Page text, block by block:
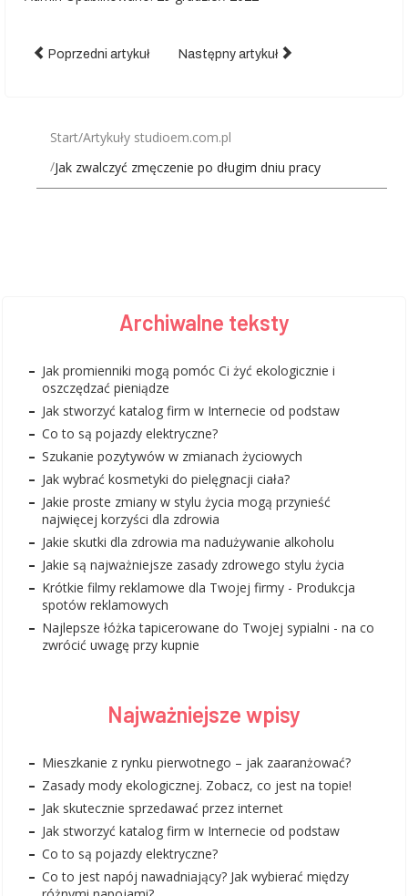
Poprzedni artykuł Następny artykuł
Start Artykuły studioem.com.pl
Jak zwalczyć zmęczenie po długim dniu pracy
Archiwalne teksty
Jak promienniki mogą pomóc Ci żyć ekologicznie i
oszczędzać pieniądze
Jak stworzyć katalog firm w Internecie od podstaw
Co to są pojazdy elektryczne?
Szukanie pozytywów w zmianach życiowych
Jak wybrać kosmetyki do pielęgnacji ciała?
Jakie proste zmiany w stylu życia mogą przynieść
najwięcej korzyści dla zdrowia
Jakie skutki dla zdrowia ma nadużywanie alkoholu
Jakie są najważniejsze zasady zdrowego stylu życia
Krótkie filmy reklamowe dla Twojej firmy - Produkcja
spotów reklamowych
Najlepsze łóżka tapicerowane do Twojej sypialni - na co
zwrócić uwagę przy kupnie
Najważniejsze wpisy
Mieszkanie z rynku pierwotnego – jak zaaranżować?
Zasady mody ekologicznej. Zobacz, co jest na topie!
Jak skutecznie sprzedawać przez internet
Jak stworzyć katalog firm w Internecie od podstaw
Co to są pojazdy elektryczne?
Co to jest napój nawadniający? Jak wybierać między